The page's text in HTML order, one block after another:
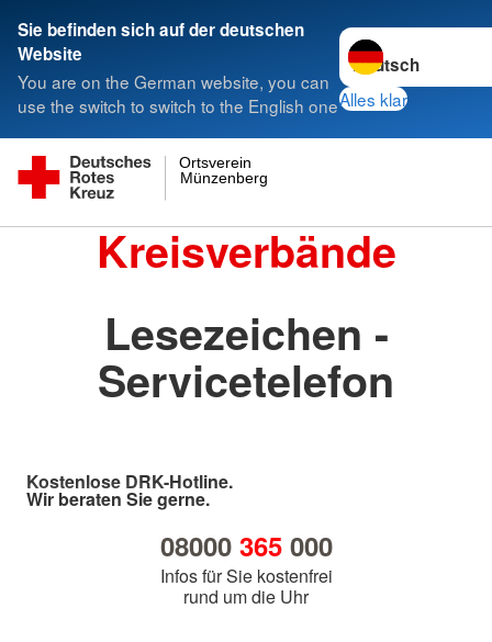
Sie befinden sich auf der deutschen
Website
You are on the German website, you can
use the switch to switch to the English one
Sprache wechseln
Alles klar
Münzenberg
Ortsverein
Kreisverbände
Lesezeichen -
Servicetelefon
Kostenlose DRK-Hotline.
Wir beraten Sie gerne.
08000 365000
Infos für Sie kostenfrei
rund um die Uhr